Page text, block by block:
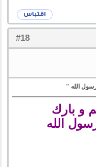
#
18
الله "
و بارك
الله